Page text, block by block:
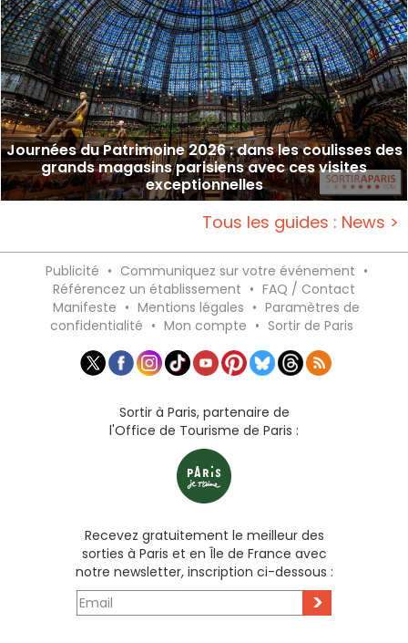
Journées du Patrimoine 2026 : dans les coulisses des
grands magasins parisiens avec ces visites
exceptionnelles
Tous les guides : News >
Publicité • Communiquez sur votre événement •
Référencez un établissement • FAQ / Contact
Manifeste • Mentions légales • Paramètres de
confidentialité • Mon compte • Sortir de Paris
Sortir à Paris, partenaire de
l'Office de Tourisme de Paris :
Recevez gratuitement le meilleur des
sorties à Paris et en Île de France avec
notre newsletter, inscription ci-dessous :
>